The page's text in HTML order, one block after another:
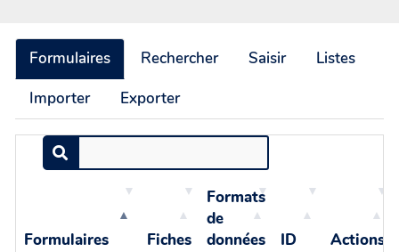
Formulaires Rechercher Saisir
Listes
Importer
Exporter
Formulaires Fiches
Formats
de
données
ID Actions